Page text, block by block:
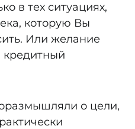
в тех ситуациях,
которую Вы
Или желание
кредитный
о цели,